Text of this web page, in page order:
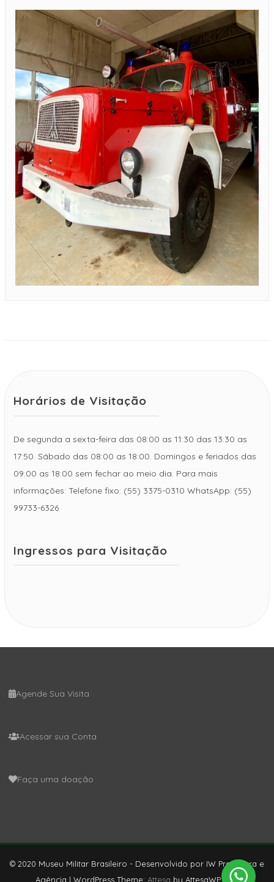
Horários de Visitação
De segunda a sexta-feira das 08:00 as 11:30 das 13:30 as
17:50. Sábado das 08:00 as 18:00. Domingos e feriados das
09:00 as 18:00 sem fechar ao meio dia. Para mais
informações: Telefone fixo: (55) 3375-0310 WhatsApp: (55)
99733-6326
Ingressos para Visitação
Agende Sua Visita
Acessar sua Conta
Faça uma doação
© 2020 Museu Militar Brasileiro - Desenvolvido por IW Produtora e
Agência | WordPress Theme: Attesa by AttesaWP.com